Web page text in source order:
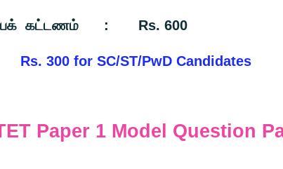
: Rs. 600
ST/PwD Candidates
Paper 1 Model Question